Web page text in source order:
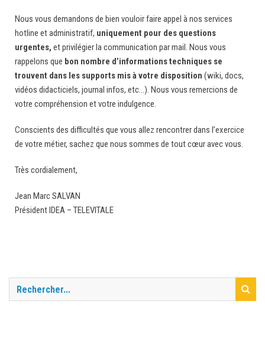
Nous vous demandons de bien vouloir faire appel à nos services
hotline et administratif, uniquement pour des questions
urgentes, et privilégier la communication par mail. Nous vous
rappelons que bon nombre d’informations techniques se
trouvent dans les supports mis à votre disposition (wiki, docs,
vidéos didacticiels, journal infos, etc…). Nous vous remercions de
votre compréhension et votre indulgence.
Conscients des difficultés que vous allez rencontrer dans l’exercice
de votre métier, sachez que nous sommes de tout cœur avec vous.
Très cordialement,
Jean Marc SALVAN
Président IDEA – TELEVITALE